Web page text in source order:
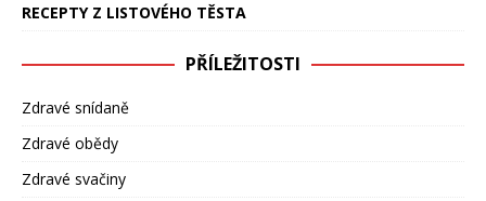
RECEPTY Z LISTOVÉHO TĚSTA
PŘÍLEŽITOSTI
Zdravé snídaně
Zdravé obědy
Zdravé svačiny